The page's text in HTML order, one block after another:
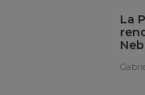
La